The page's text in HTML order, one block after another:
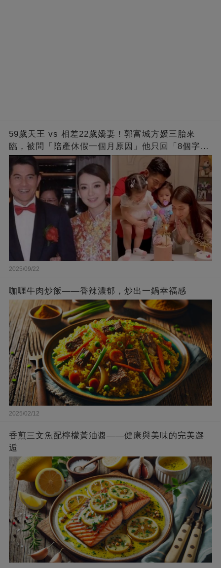
59歲天王 vs 相差22歲嬌妻！郭富城方媛三胎來
臨，被問「陪產休假一個月原因」他只回「8個字」
被贊爆
2025/09/22
咖喱牛肉炒飯——香辣濃郁，炒出一鍋幸福感
2025/02/12
香煎三文魚配檸檬黃油醬——健康與美味的完美邂
逅